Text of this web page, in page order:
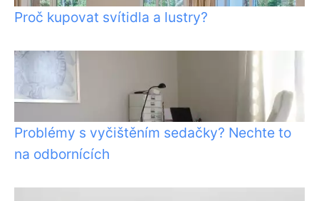
Proč kupovat svítidla a lustry?
Problémy s vyčištěním sedačky? Nechte to
na odbornících